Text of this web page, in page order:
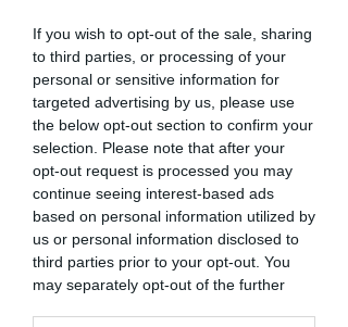
If you wish to opt-out of the sale, sharing
to third parties, or processing of your
personal or sensitive information for
targeted advertising by us, please use
the below opt-out section to confirm your
selection. Please note that after your
opt-out request is processed you may
continue seeing interest-based ads
based on personal information utilized by
us or personal information disclosed to
third parties prior to your opt-out. You
may separately opt-out of the further
Caricamento video in corso...
Guarda la video storia de "I tartufini che
sconfissero la paura"
Ed ora realizziamo assieme la ricetta!
Prepara gli ingredienti e segui passo passo
la video lezione ⬇️